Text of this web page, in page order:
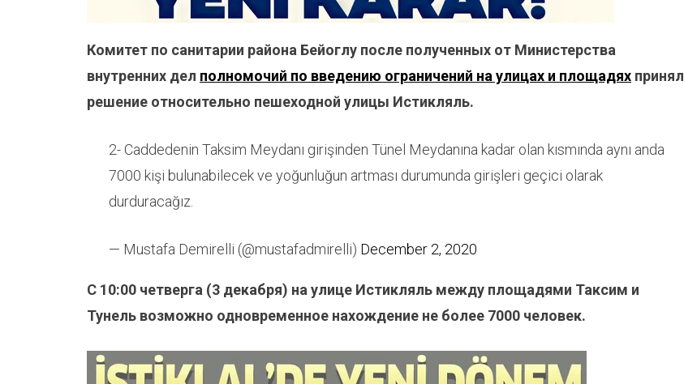
Комитет по санитарии района Бейоглу после полученных от Министерства
внутренних дел полномочий по введению ограничений на улицах и площадях принял
решение относительно пешеходной улицы Истикляль.
2- Caddedenin Taksim Meydanı girişinden Tünel Meydanına kadar olan kısmında aynı anda
7000 kişi bulunabilecek ve yoğunluğun artması durumunda girişleri geçici olarak
durduracağız.
— Mustafa Demirelli (@mustafadmirelli) December 2, 2020
С 10:00 четверга (3 декабря) на улице Истикляль между площадями Таксим и
Тунель возможно одновременное нахождение не более 7000 человек.